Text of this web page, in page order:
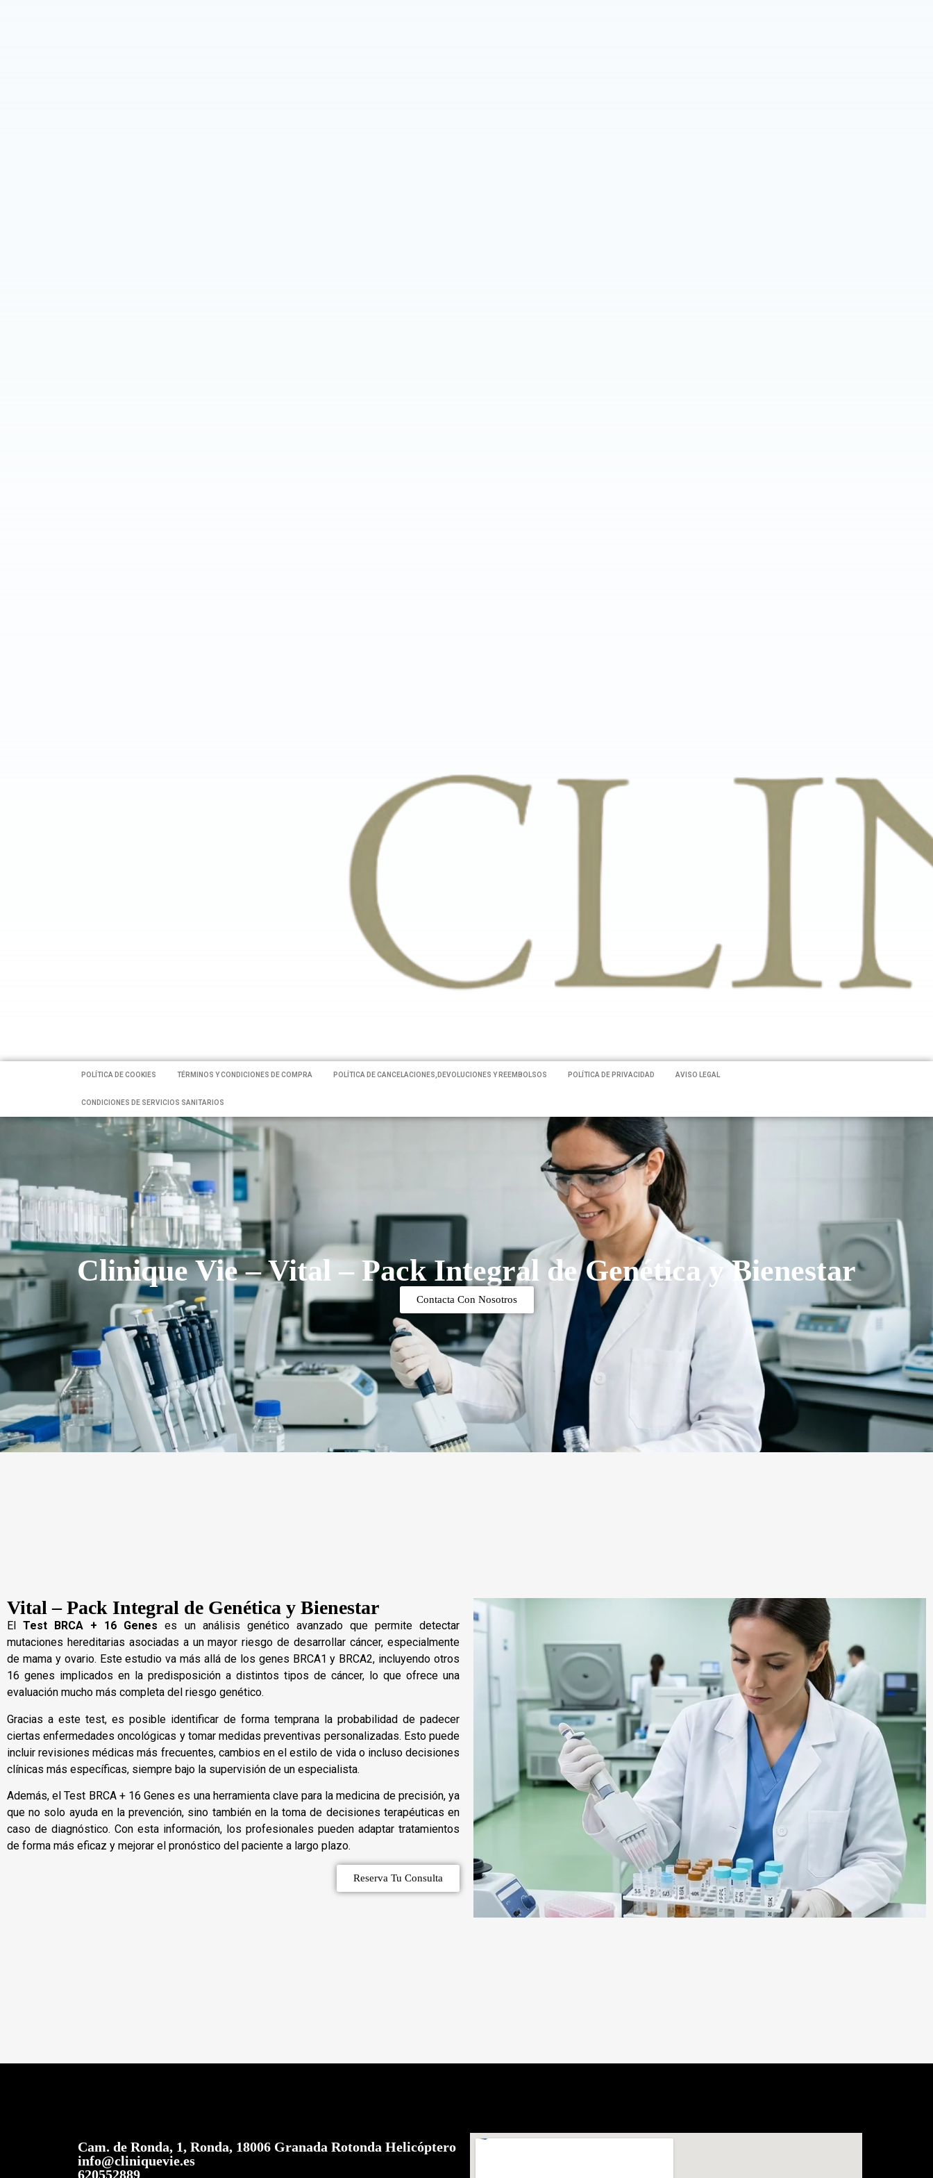
POLÍTICA DE COOKIES TÉRMINOS Y CONDICIONES DE COMPRA POLÍTICA DE CANCELACIONES,DEVOLUCIONES Y REEMBOLSOS POLÍTICA DE PRIVACIDAD AVISO LEGAL
CONDICIONES DE SERVICIOS SANITARIOS
Clinique Vie – Vital – Pack Integral de Genética y Bienestar
Contacta Con Nosotros
Vital – Pack Integral de Genética y Bienestar
ElTest BRCA + 16 Genes es un análisis genético avanzado que permite detectar
mutaciones hereditarias asociadas a un mayor riesgo de desarrollar cáncer, especialmente
de mama y ovario. Este estudio va más allá de los genes BRCA1 y BRCA2, incluyendo otros
16 genes implicados en la predisposición a distintos tipos de cáncer, lo que ofrece una
evaluación mucho más completa del riesgo genético.
Gracias a este test, es posible identificar de forma temprana la probabilidad de padecer
ciertas enfermedades oncológicas y tomar medidas preventivas personalizadas. Esto puede
incluir revisiones médicas más frecuentes, cambios en el estilo de vida o incluso decisiones
clínicas más específicas, siempre bajo la supervisión de un especialista.
Además, el Test BRCA + 16 Genes es una herramienta clave para la medicina de precisión, ya
que no solo ayuda en la prevención, sino también en la toma de decisiones terapéuticas en
caso de diagnóstico. Con esta información, los profesionales pueden adaptar tratamientos
de forma más eficaz y mejorar el pronóstico del paciente a largo plazo.
Reserva Tu Consulta
Cam. de Ronda, 1, Ronda, 18006 Granada Rotonda Helicóptero
info@cliniquevie.es
620552889